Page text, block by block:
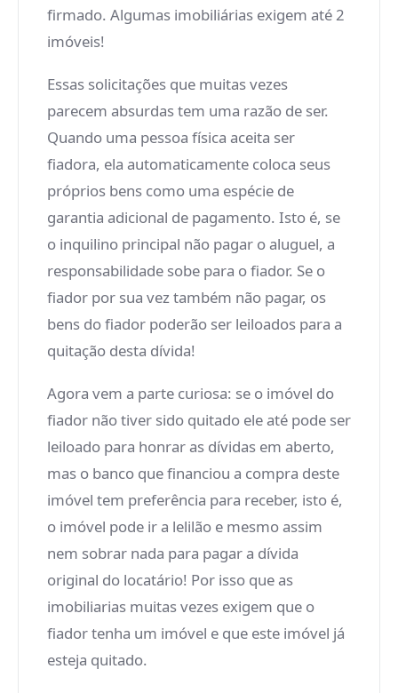
firmado. Algumas imobiliárias exigem até 2
imóveis!
Essas solicitações que muitas vezes
parecem absurdas tem uma razão de ser.
Quando uma pessoa física aceita ser
fiadora, ela automaticamente coloca seus
próprios bens como uma espécie de
garantia adicional de pagamento. Isto é, se
o inquilino principal não pagar o aluguel, a
responsabilidade sobe para o fiador. Se o
fiador por sua vez também não pagar, os
bens do fiador poderão ser leiloados para a
quitação desta dívida!
Agora vem a parte curiosa: se o imóvel do
fiador não tiver sido quitado ele até pode ser
leiloado para honrar as dívidas em aberto,
mas o banco que financiou a compra deste
imóvel tem preferência para receber, isto é,
o imóvel pode ir a lelilão e mesmo assim
nem sobrar nada para pagar a dívida
original do locatário! Por isso que as
imobiliarias muitas vezes exigem que o
fiador tenha um imóvel e que este imóvel já
esteja quitado.